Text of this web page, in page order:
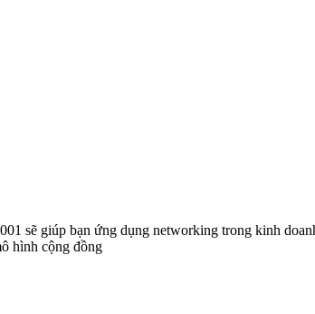
sẽ giúp bạn ứng dụng networking trong kinh
hình cộng đồng